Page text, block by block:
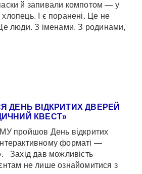
й запивали компотом — у
І є поранені. Це не
люди. З іменами. З родинами,
ДЕНЬ ВІДКРИТИХ ДВЕРЕЙ
КВЕСТ»
пройшов День відкритих
форматі —
Захід дав можливість
не лише ознайомитися з